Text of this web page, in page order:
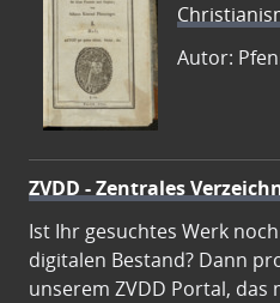
Autor:
ZVDD - Zentrales
Ist Ihr gesuchtes Werk
digitalen Bestand? Dann
unserem ZVDD Portal, das